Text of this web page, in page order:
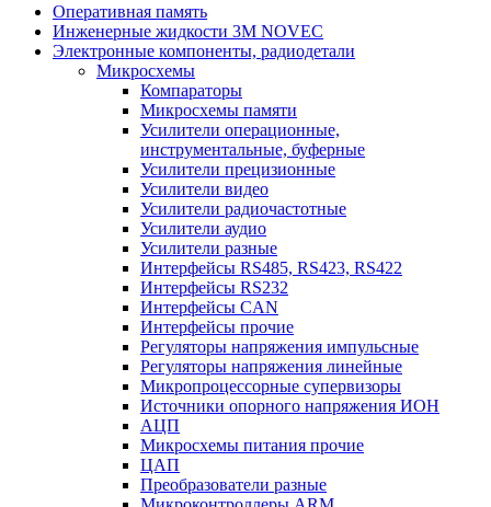
Оперативная память
Инженерные жидкости 3M NOVEC
Электронные компоненты, радиодетали
Микросхемы
Компараторы
Микросхемы памяти
Усилители операционные,
инструментальные, буферные
Усилители прецизионные
Усилители видео
Усилители радиочастотные
Усилители аудио
Усилители разные
Интерфейсы RS485, RS423, RS422
Интерфейсы RS232
Интерфейсы CAN
Интерфейсы прочие
Регуляторы напряжения импульсные
Регуляторы напряжения линейные
Микропроцессорные супервизоры
Источники опорного напряжения ИОН
АЦП
Микросхемы питания прочие
ЦАП
Преобразователи разные